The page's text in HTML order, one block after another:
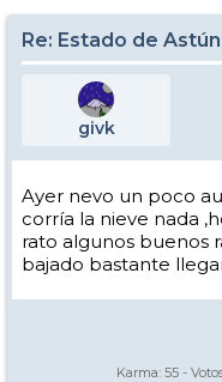
Re: Estado de
givk
Ayer nevo un poco
corría la nieve nada
rato algunos buenos
bajado bastante
Karma: 55 -